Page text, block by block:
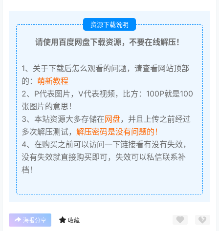
资源下载说明
请使用百度网盘下载资源，不要在线解压！
1、关于下载后怎么观看的问题，请查看网站顶部
的： 萌新教程
2、P代表图片，V代表视频，比方：100P就是100
张图片的意思！
3、本站资源大多存储在网盘，并且上传之前经过
多次解压测试， 解压密码是没有问题的！
4、在购买之前可以访问一下链接看有没有失效，
没有失效就直接购买即可，失效可以私信联系补
档！
海报分享 收藏